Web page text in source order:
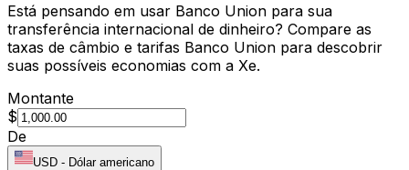
Está pensando em usar Banco Union para sua
transferência internacional de dinheiro? Compare as
taxas de câmbio e tarifas Banco Union para descobrir
suas possíveis economias com a Xe.
Montante
$
De
USD - Dólar americano